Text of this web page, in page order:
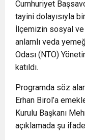
Cumhuriyet
tayini dolayısıyla
İlçemizin sosyal ve
anlamlı veda
Odası (NTO)
katıldı.
Programda söz
Erhan Birol’a
Kurulu Başkanı
açıklamada şu